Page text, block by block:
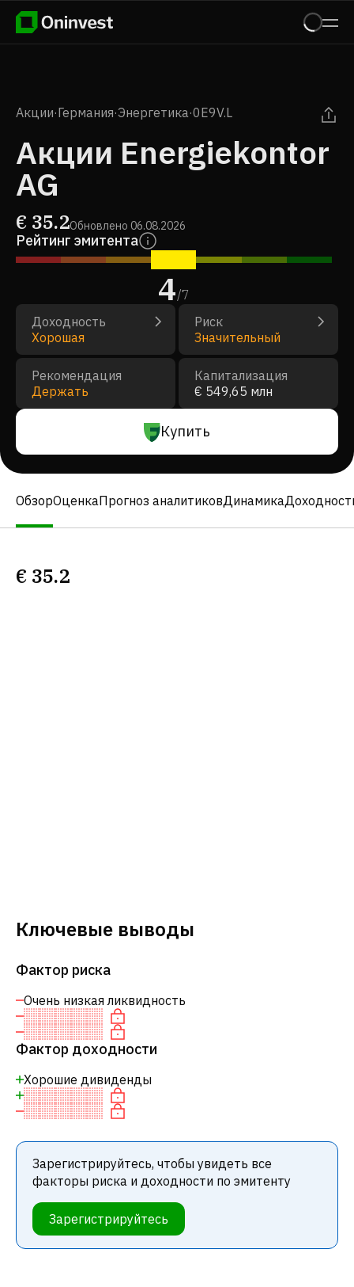
Акции·Германия·Энергетика·0E9V.L
Акции Energiekontor
AG
€ 35.2Обновлено 06.08.2026
Рейтинг эмитента
4/7
Доходность
Хорошая
Риск
Значительный
Рекомендация
Держать
Капитализация
€ 549,65 млн
Купить
ОбзорОценкаПрогноз аналитиковДинамика
€ 35.2
Ключевые выводы
Фактор риска
Очень низкая ликвидность
Фактор доходности
Хорошие дивиденды
Зарегистрируйтесь, чтобы увидеть все
факторы риска и доходности по эмитенту
Зарегистрируйтесь